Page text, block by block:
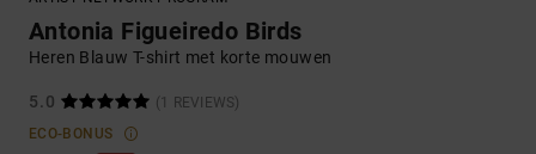
Antonia Figueiredo Birds
Heren Blauw T-shirt met korte mouwen
5.0
(1 REVIEWS)
ECO-BONUS